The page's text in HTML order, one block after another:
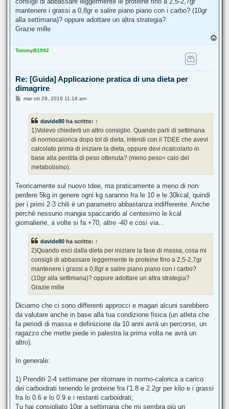
[1800.0, 201, 148.0, 45.0, 3.3],
[1801.0, 201, 147.0, 46.0, 3.2],
[1800.0, 201, 143.0, 47.0, 3.1],
[1800.0, 201, 142.0, 48.0, 3.0],
[1800.0, 201, 136.0, 50.0, 2.7],
mantenere i grassi a 0,8gr e salire piano piano con i carbo? (10gr
alla settimana)? oppure adottare un altra strategia?
Grazie mille
o
TommyB1992
Re: [Guida] Applicazione pratica di una dieta per
dimagrire
Mmar ott 29, 2019 11:18 am
davide80 ha scritto: ↑
1)Volevo chiederti un altro consiglio. Quando parli di settimana
di normocalorica dopo tot di dieta, intendi con il TDEE che avevi
calcolato prima di iniziare la dieta, oppure devi ricalcolarlo in
base alla perdita di peso ottenuta? (meno peso= calo del
metabolismo).
Teoricamente sul nuovo tdee, ma praticamente a meno di non
perdere 5kg in genere ogni kg saranno fra le 10 e le 30kcal, quindi
per i primi 2-3 chili è un parametro abbastanza indifferente. Anche
perchè nessuno mangia spaccando al centesimo le kcal
giornalierie, a volte si fa +70, altre -40 e così via...
davide80 ha scritto: ↑
2)Quando esci dalla dieta per iniziare la fase di massa, cosa mi
consigli di abbassare leggermente le proteine fino a 2,5-2,7gr
mantenere i grassi a 0,8gr e salire piano piano con i carbo?
(10gr alla settimana)? oppure adottare un altra strategia?
Grazie mille
Diciamo che ci sono differenti approcci e magari alcuni sarebbero
da valutare anche in base alla tua condizione fisica (un atleta che
fa periodi di massa e definizione da 10 anni avrà un percorso, un
ragazzo che mette piede in palestra la prima volta ne avrà un
altro).
In generale:
1) Prenditi 2-4 settimane per ritornare in normo-calorica a carico
dei carboidrati tenendo le proteine fra l'1.8 e 2.2gr per kilo e i grassi
fra lo 0.6 e lo 0.9 e i restanti carboidrati;
Tu hai consigliato 10gr a settimana che mi sembra più un